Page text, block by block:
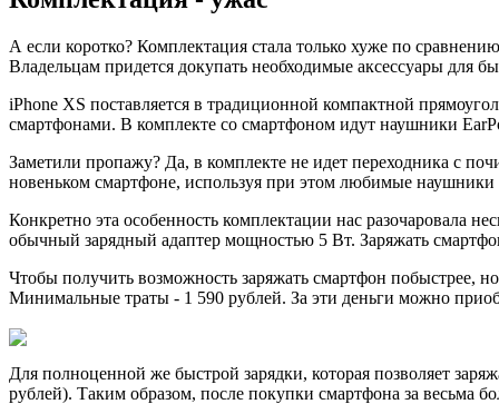
А если коротко? Комплектация стала только хуже по
Владельцам придется докупать необходимые аксессуары для
iPhone XS поставляется в традиционной компактной
смартфонами. В комплекте со смартфоном идут наушники
Заметили пропажу? Да, в комплекте не идет переходника с
новеньком смартфоне, используя при этом любимые наушники
Конкретно эта особенность комплектации нас разочаровала
обычный зарядный адаптер мощностью 5 Вт. Заряжать
Чтобы получить возможность заряжать смартфон побыстрее,
Минимальные траты - 1 590 рублей. За эти деньги можно
Для полноценной же быстрой зарядки, которая позволяет
рублей). Таким образом, после покупки смартфона за весьма